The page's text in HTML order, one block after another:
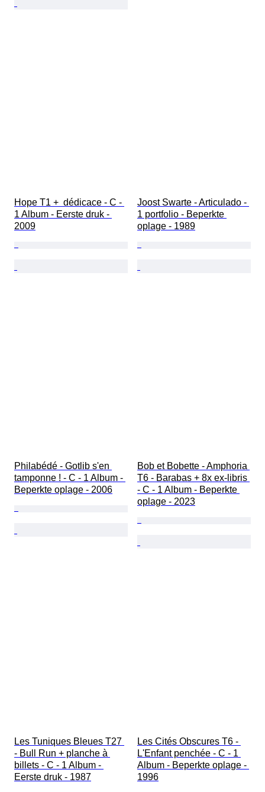
Hope T1 +  dédicace - C -
1 Album - Eerste druk -
2009
Joost Swarte - Articulado -
1 portfolio - Beperkte
oplage - 1989
Philabédé - Gotlib s'en
tamponne ! - C - 1 Album -
Beperkte oplage - 2006
Bob et Bobette - Amphoria
T6 - Barabas + 8x ex-libris
- C - 1 Album - Beperkte
oplage - 2023
Les Tuniques Bleues T27
- Bull Run + planche à
billets - C - 1 Album -
Eerste druk - 1987
Les Cités Obscures T6 -
L'Enfant penchée - C - 1
Album - Beperkte oplage -
1996